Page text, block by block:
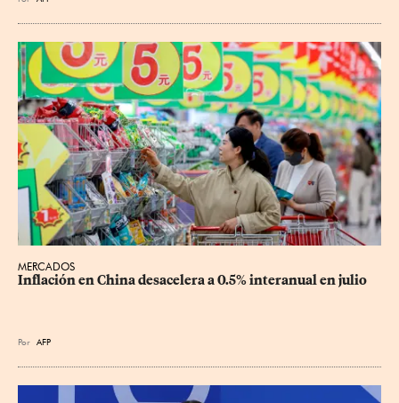
MERCADOS
Inflación en China desacelera a 0.5% interanual en julio
Por AFP